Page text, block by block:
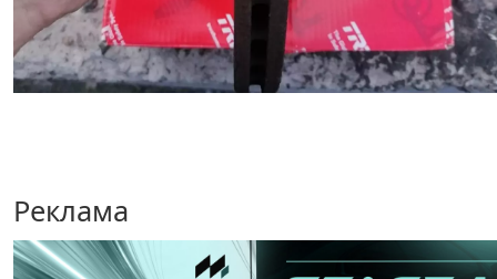
Реклама